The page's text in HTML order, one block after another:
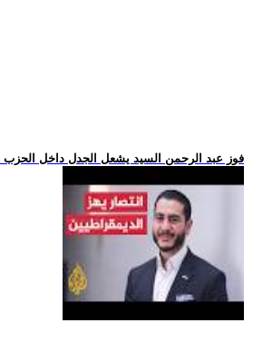
.. فوز عبد الرحمن السيد يشعل الجدل داخل